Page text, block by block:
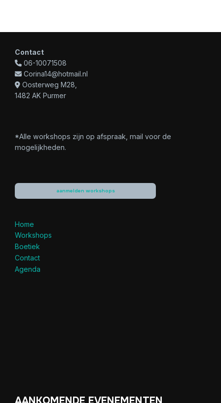
Contact
06-10071508
Corina14@hotmail.nl
Oosterweg M28,
1482 AK Purmer
*Alle workshops zijn op afspraak, mail voor de
mogelijkheden.
aanmelden workshops
Home
Workshops
Boetiek
Contact
Agenda